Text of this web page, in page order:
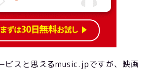
ビスと思えるmusic.jpですが、映画